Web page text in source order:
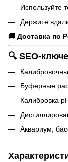
Используйте
Держите
🚚 Доставка по
🔍 SEO-
Буферные
Калибровка
Аквариум,